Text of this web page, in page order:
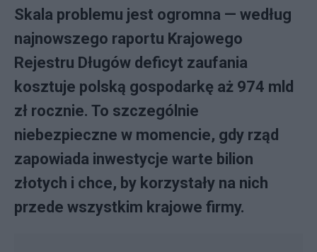
Skala problemu jest ogromna — według
najnowszego raportu Krajowego
Rejestru Długów deficyt zaufania
kosztuje polską gospodarkę aż 974 mld
zł rocznie. To szczególnie
niebezpieczne w momencie, gdy rząd
zapowiada inwestycje warte bilion
złotych i chce, by korzystały na nich
przede wszystkim krajowe firmy.